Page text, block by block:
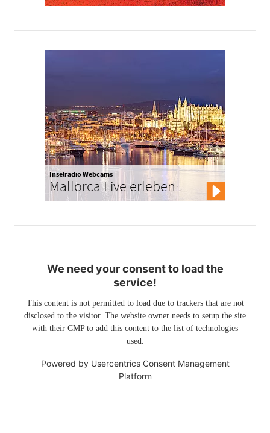
Inselradio Webcams
Mallorca Live erleben
We need your consent to load the
service!
This content is not permitted to load due to trackers that are not
disclosed to the visitor. The website owner needs to setup the site
with their CMP to add this content to the list of technologies
used.
Powered by Usercentrics Consent Management
Platform